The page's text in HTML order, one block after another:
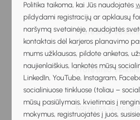
Politika taikoma, kai Jūs naudojatės
pildydami registracijų ar apklausų
naršymą svetainėje, naudojatės
kontaktais dėl karjeros planavimo
mums užklausas, pildote anketas,
naujienlaiškius, lankotės mūsų
LinkedIn, YouTube, Instagram,
socialiniuose tinkluose (toliau –
mūsų pasiūlymais, kvietimais į
mokymus, registruojatės į juos,
Profesinio
Profesinio
Karjeros